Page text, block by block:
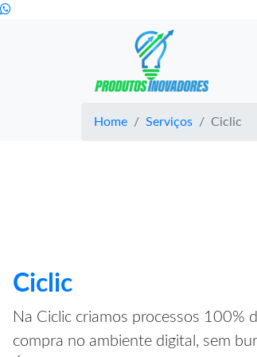
Home Serviços Ciclic
Ciclic
Na Ciclic criamos processos 100%
compra no ambiente digital, sem